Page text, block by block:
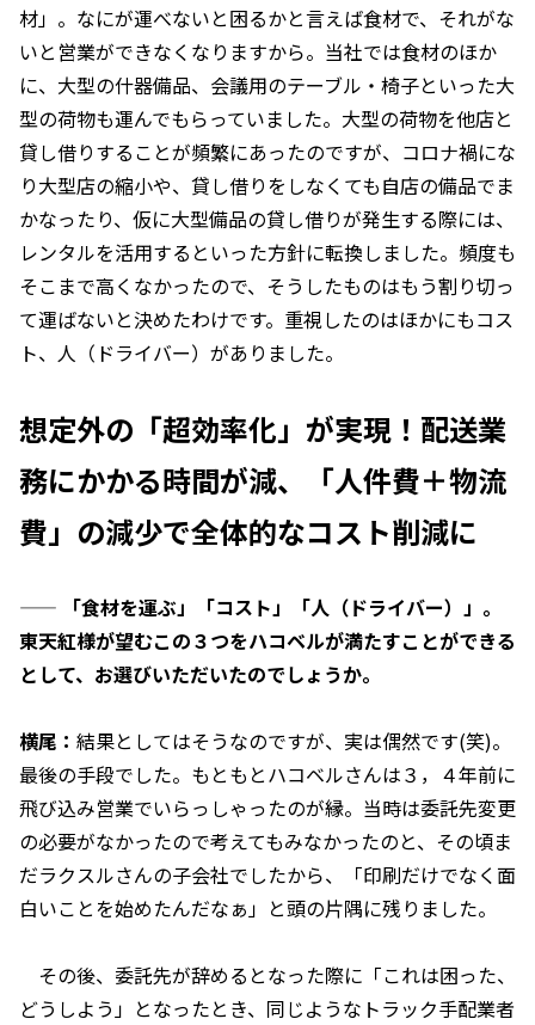
材」。なにが運べないと困るかと言えば食材で、それがな
いと営業ができなくなりますから。当社では食材のほか
に、大型の什器備品、会議用のテーブル・椅子といった大
型の荷物も運んでもらっていました。大型の荷物を他店と
貸し借りすることが頻繁にあったのですが、コロナ禍にな
り大型店の縮小や、貸し借りをしなくても自店の備品でま
かなったり、仮に大型備品の貸し借りが発生する際には、
レンタルを活用するといった方針に転換しました。頻度も
そこまで高くなかったので、そうしたものはもう割り切っ
て運ばないと決めたわけです。重視したのはほかにもコス
ト、人（ドライバー）がありました。
想定外の「超効率化」が実現！配送業
務にかかる時間が減、「人件費＋物流
費」の減少で全体的なコスト削減に
—— 「食材を運ぶ」「コスト」「人（ドライバー）」。
東天紅様が望むこの３つをハコベルが満たすことができる
として、お選びいただいたのでしょうか。
横尾： 結果としてはそうなのですが、実は偶然です(笑)。
最後の手段でした。もともとハコベルさんは３，４年前に
飛び込み営業でいらっしゃったのが縁。当時は委託先変更
の必要がなかったので考えてもみなかったのと、その頃ま
だラクスルさんの子会社でしたから、「印刷だけでなく面
白いことを始めたんだなぁ」と頭の片隅に残りました。
その後、委託先が辞めるとなった際に「これは困った、
どうしよう」となったとき、同じようなトラック手配業者